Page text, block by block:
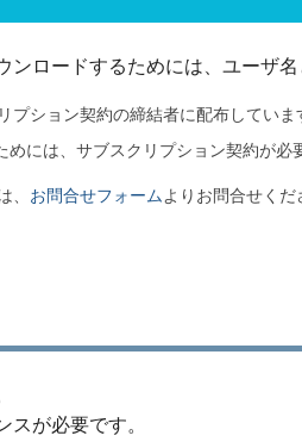
ンロードするためには、ユーザ
ション契約の締結者に配布していま
には、サブスクリプション契約が必
お問合せフォームよりお問合せくだ
が必要です。